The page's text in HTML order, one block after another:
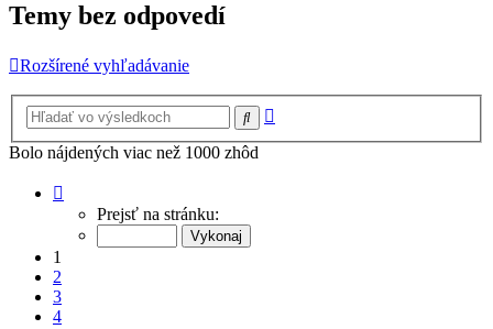
Temy bez odpovedí
Rozšírené vyhľadávanie
Hľadať
Bolo nájdených viac než 1000 zhôd
Prejsť na stránku:
1
2
3
4